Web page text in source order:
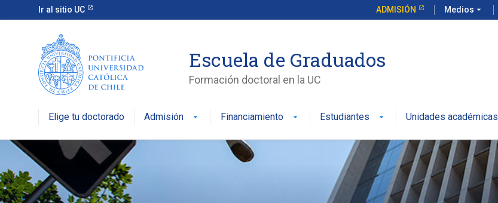
Ir al sitio UC ADMISIÓN Medios arrow_drop_down
Escuela de Graduados
Formación doctoral en la UC
Elige tu doctorado Admisión Financiamiento Estudiantes Unidades académicas